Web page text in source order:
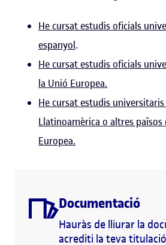
He cursat estudis oficials
espanyol.
He cursat estudis oficials
la Unió Europea.
He cursat estudis
Llatinoamèrica o altres països
Europea.
Documentació
Hauràs de lliurar la
acrediti la teva